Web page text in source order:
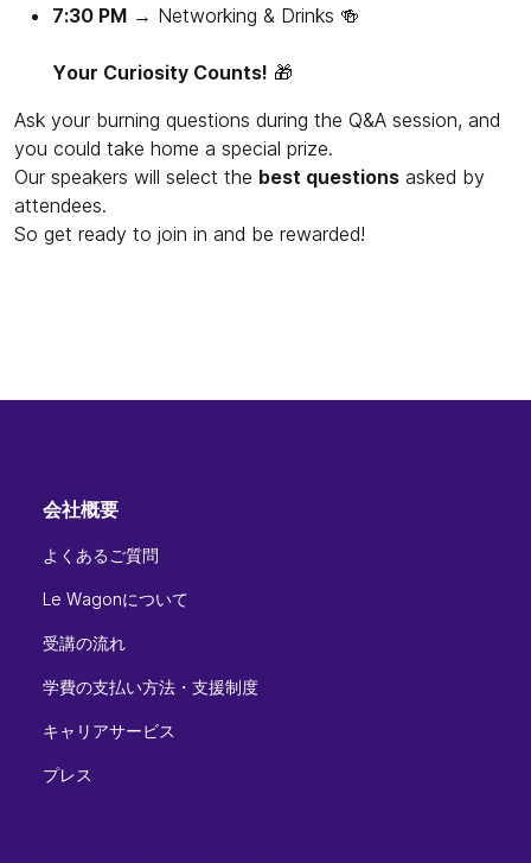
7:30 PM → Networking & Drinks 🍻
Your Curiosity Counts! 🎁
Ask your burning questions during the Q&A session, and
you could take home a special prize.
Our speakers will select the best questions asked by
attendees.
So get ready to join in and be rewarded!
会社概要
よくあるご質問
Le Wagonについて
受講の流れ
学費の支払い方法・支援制度
キャリアサービス
プレス